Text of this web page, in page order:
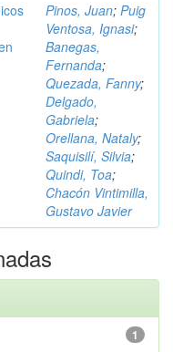
Pinos, Juan; Puig
Ventosa, Ignasi;
Banegas,
Fernanda;
Quezada, Fanny;
Delgado,
Gabriela;
Orellana, Nataly;
Saquisilí, Silvia;
Quindi, Toa;
Chacón Vintimilla,
Gustavo Javier
1